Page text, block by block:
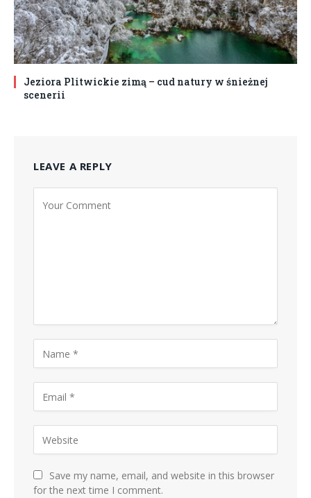
Jeziora Plitwickie zimą – cud natury w śnieżnej
scenerii
LEAVE A REPLY
Save my name, email, and website in this browser
for the next time I comment.